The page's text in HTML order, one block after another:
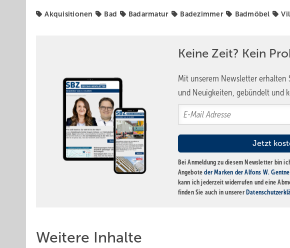
Akquisitionen Bad Badarmatur Badezimmer Badmöbel
Keine Zeit? Kein
Mit unserem Newsletter
und Neuigkeiten, gebündelt und
Bei Anmeldung zu diesem Newsletter bin
Angeboteder Marken der Alfons W.
kann ich jederzeit widerrufen und eine
finden Sie auch in unserer
Weitere Inhalte